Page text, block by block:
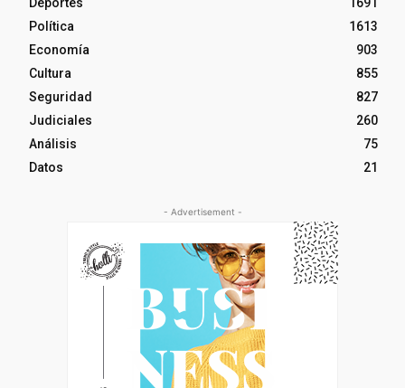
Deportes
1691
Política
1613
Economía
903
Cultura
855
Seguridad
827
Judiciales
260
Análisis
75
Datos
21
- Advertisement -